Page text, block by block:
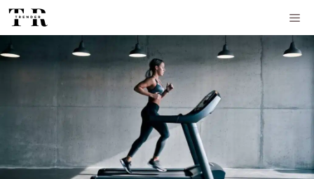
Aller
au
contenu